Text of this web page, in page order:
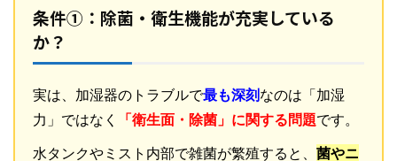
条件①：除菌・衛生機能が充実している
か？
実は、加湿器のトラブルで最も深刻 なのは「加湿
力」ではなく
「衛生面・除菌」に関する問題です。
水タンクやミスト内部で雑菌が繁殖すると、 菌やニ